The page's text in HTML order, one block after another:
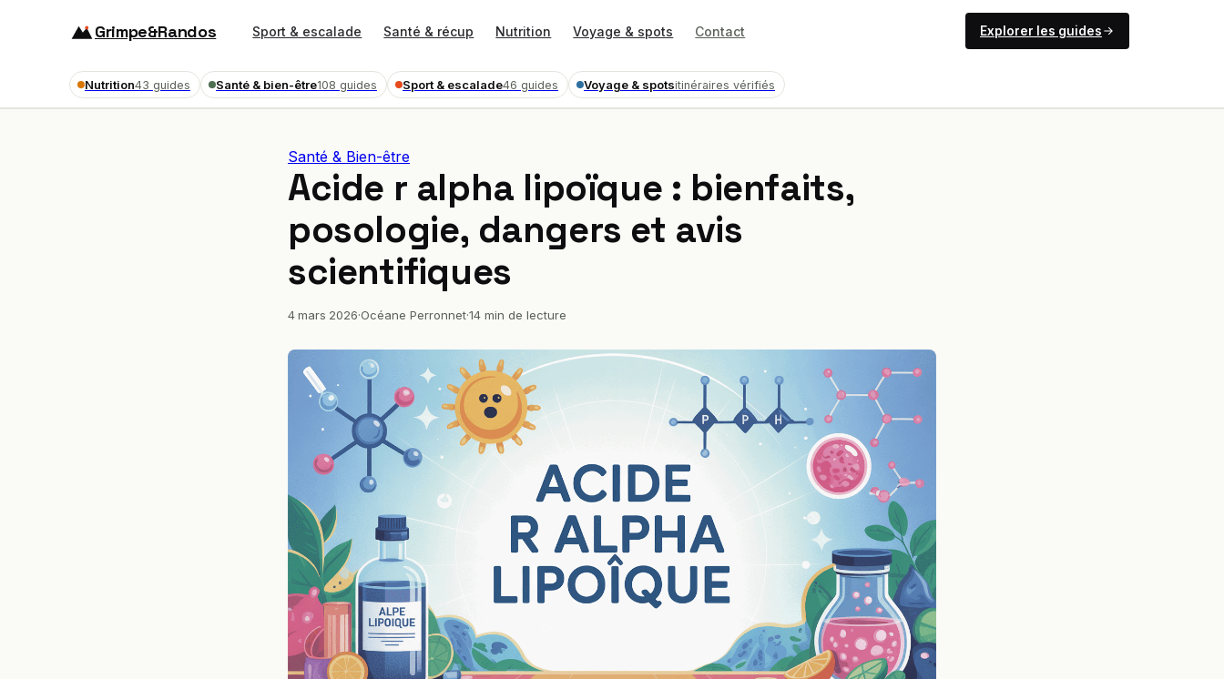
Grimpe&Randos Sport & escalade Santé & récup Nutrition Voyage & spots Contact Explorer les guides
Nutrition43 guides Santé & bien-être108 guides Sport & escalade46 guides Voyage & spotsitinéraires vérifiés
Santé & Bien-être
Acide r alpha lipoïque : bienfaits,
posologie, dangers et avis
scientifiques
4 mars 2026·Océane Perronnet·14 min de lecture